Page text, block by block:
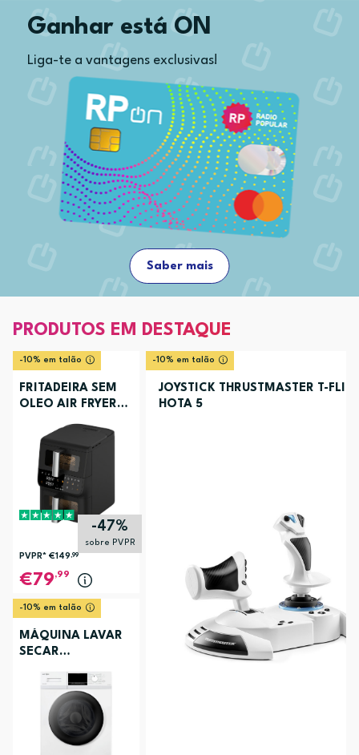
Ganhar está ON
Liga-te a vantagens exclusivas!
Saber mais
PRODUTOS EM DESTAQUE
-10% em talão
FRITADEIRA SEM
OLEO AIR FRYER
ELECTRONIA
TOWERCHEF
-47%
sobre PVPR
PVPR* €149,99
79,99
-10% em talão
MÁQUINA LAVAR
SECAR
EC3107BR
-10% em talão
JOYSTICK THRUSTMASTER T-
HOTA 5